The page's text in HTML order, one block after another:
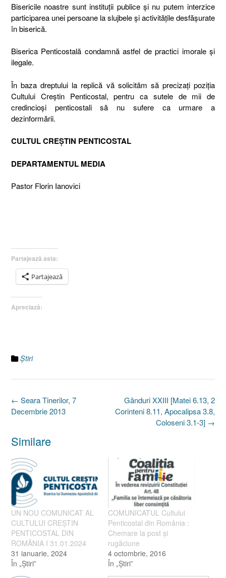
Bisericile noastre sunt instituţii publice şi nu putem interzice
participarea unei persoane la slujbele şi activităţile desfăşurate
în biserică.
Biserica Penticostală condamnă astfel de practici imorale şi
ilegale.
În baza dreptului la replică vă solicităm să precizaţi poziţia
Cultului Creştin Penticostal, pentru ca sutele de mii de
credincioşi penticostali să nu sufere ca urmare a
dezinformării.
CULTUL CREŞTIN PENTICOSTAL
DEPARTAMENTUL MEDIA
Pastor Florin Ianovici
Partajează asta:
Partajează
Apreciază:
Ştiri
Post
navigation
Gânduri XXIII [Matei 6.13, 2
Corinteni 8.11, Apocalipsa 3.8,
Coloseni 3.1-3] →
← Seara Tinerilor, 7
Decembrie 2013
Similare
UN NOU COMUNICAT AL
CULTULUI CREȘTIN
PENTICOSTAL DIN
ROMÂNIA I 31.01.2024
31 ianuarie, 2024
În „Ştiri”
COMUNICATUL Cultului
Penticostal din România :
Chemare la post şi
rugăciune
4 octombrie, 2016
În „Ştiri”